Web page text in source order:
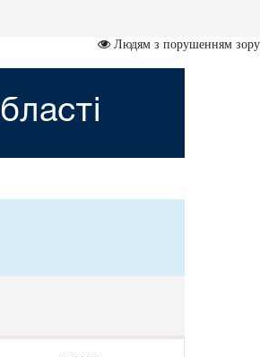
Людям з порушенням зору